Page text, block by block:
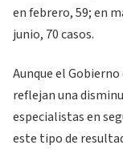
en febrero, 59; en
junio, 70 casos.
Aunque el
reflejan una
especialistas en
este tipo de